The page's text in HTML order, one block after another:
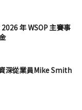
年 WSOP 主賽事
深從業員Mike Smith